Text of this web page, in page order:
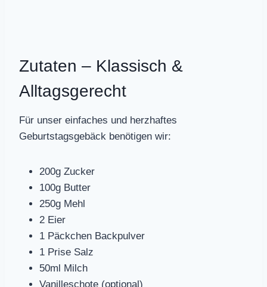
Zutaten – Klassisch &
Alltagsgerecht
Für unser einfaches und herzhaftes
Geburtstagsgebäck benötigen wir:
200g Zucker
100g Butter
250g Mehl
2 Eier
1 Päckchen Backpulver
1 Prise Salz
50ml Milch
Vanilleschote (optional)